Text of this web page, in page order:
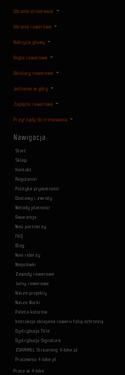
Ubrania streetwear
Ubrania rowerowe
Nakrycia głowy
Gogle rowerowe
Oklulary rowerowe
Jedzenie w góry
Zapięcia rowerowe
Przyrządy do trenowania
Nawigacja
Start
Sklep
Kontakt
Regulamin
Polityka prywatności
Dostawy i zwroty
Metody płatności
Gwarancja
Nasi partnerzy
F&Q
Blog
Nasi riderzy
Miejscówki
Zawody rowerowe
Jamy rowerowe
Nasze projekty
Nasze Marki
Paleta kolorów
Instrukcja oklejania roweru folią ochronną
Dystrybucja Title
Dystrybucja Signature
ZOKAHALL Streaming 4-bike.pl
Pracownia 4-bike.pl
Praca w 4-bike